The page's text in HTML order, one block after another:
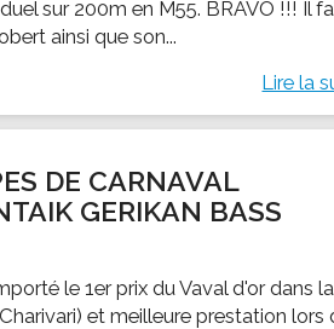
sur 200m en M55. BRAVO !!! Il
ainsi que son...
Lire la
DE CARNAVAL
GERIKAN BASS
le 1er prix du Vaval d'or dans la
et meilleure prestation lors